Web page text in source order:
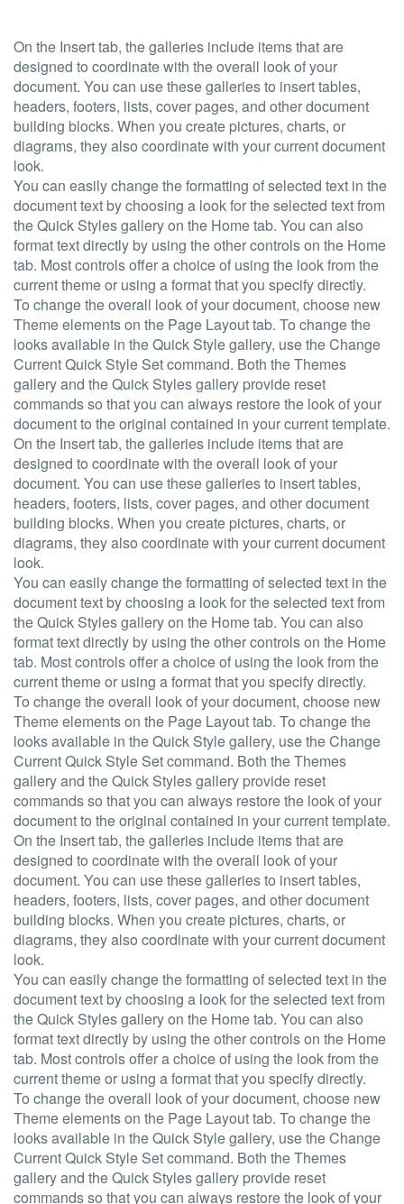
On the Insert tab, the galleries include items that are
designed to coordinate with the overall look of your
document. You can use these galleries to insert tables,
headers, footers, lists, cover pages, and other document
building blocks. When you create pictures, charts, or
diagrams, they also coordinate with your current document
look.
You can easily change the formatting of selected text in the
document text by choosing a look for the selected text from
the Quick Styles gallery on the Home tab. You can also
format text directly by using the other controls on the Home
tab. Most controls offer a choice of using the look from the
current theme or using a format that you specify directly.
To change the overall look of your document, choose new
Theme elements on the Page Layout tab. To change the
looks available in the Quick Style gallery, use the Change
Current Quick Style Set command. Both the Themes
gallery and the Quick Styles gallery provide reset
commands so that you can always restore the look of your
document to the original contained in your current template.
On the Insert tab, the galleries include items that are
designed to coordinate with the overall look of your
document. You can use these galleries to insert tables,
headers, footers, lists, cover pages, and other document
building blocks. When you create pictures, charts, or
diagrams, they also coordinate with your current document
look.
You can easily change the formatting of selected text in the
document text by choosing a look for the selected text from
the Quick Styles gallery on the Home tab. You can also
format text directly by using the other controls on the Home
tab. Most controls offer a choice of using the look from the
current theme or using a format that you specify directly.
To change the overall look of your document, choose new
Theme elements on the Page Layout tab. To change the
looks available in the Quick Style gallery, use the Change
Current Quick Style Set command. Both the Themes
gallery and the Quick Styles gallery provide reset
commands so that you can always restore the look of your
document to the original contained in your current template.
On the Insert tab, the galleries include items that are
designed to coordinate with the overall look of your
document. You can use these galleries to insert tables,
headers, footers, lists, cover pages, and other document
building blocks. When you create pictures, charts, or
diagrams, they also coordinate with your current document
look.
You can easily change the formatting of selected text in the
document text by choosing a look for the selected text from
the Quick Styles gallery on the Home tab. You can also
format text directly by using the other controls on the Home
tab. Most controls offer a choice of using the look from the
current theme or using a format that you specify directly.
To change the overall look of your document, choose new
Theme elements on the Page Layout tab. To change the
looks available in the Quick Style gallery, use the Change
Current Quick Style Set command. Both the Themes
gallery and the Quick Styles gallery provide reset
commands so that you can always restore the look of your